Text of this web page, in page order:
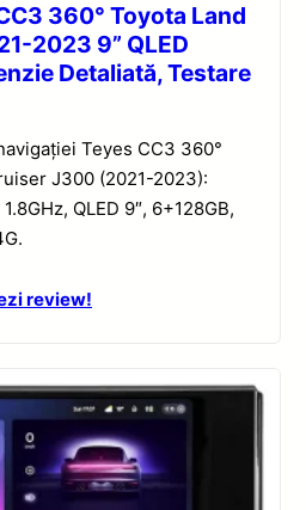
360° Toyota Land
2023 9” QLED
Detaliată, Testare
Teyes CC3 360°
J300 (2021-2023):
QLED 9″, 6+128GB,
review!